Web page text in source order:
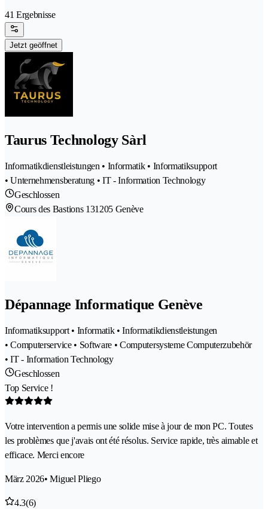
41 Ergebnisse
Jetzt geöffnet
Taurus Technology Sàrl
Informatikdienstleistungen • Informatik • Informatiksupport
• Unternehmensberatung • IT - Information Technology
Geschlossen
Cours des Bastions 131205 Genève
Dépannage Informatique Genève
Informatiksupport • Informatik • Informatikdienstleistungen
• Computerservice • Software • Computersysteme Computerzubehör
• IT - Information Technology
Geschlossen
Top Service !
Votre intervention a permis une solide mise à jour de mon PC. Toutes
les problèmes que j'avais ont été résolus. Service rapide, très aimable et
efficace. Merci encore
März 2026• Miguel Pliego
4.3(6)